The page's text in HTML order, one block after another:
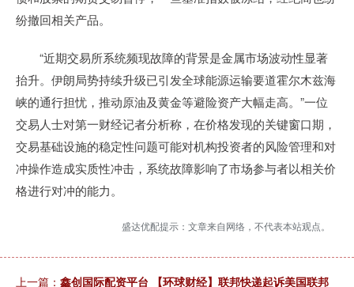
纷撤回相关产品。
“近期交易所系统频现故障的背景是金属市场波动性显著
抬升。伊朗局势持续升级已引发全球能源运输要道霍尔木兹海
峡的通行担忧，推动原油及黄金等避险资产大幅走高。”一位
交易人士对第一财经记者分析称，在价格发现的关键窗口期，
交易基础设施的稳定性问题可能对机构投资者的风险管理和对
冲操作造成实质性冲击，系统故障影响了市场参与者以相关价
格进行对冲的能力。
盛达优配提示：文章来自网络，不代表本站观点。
上一篇： 鑫创国际配资平台 【环球财经】联邦快递起诉美国联邦